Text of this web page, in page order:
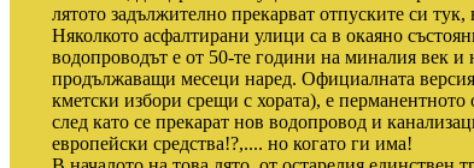
лятото задължително прекарват отпуските си
Няколкото асфалтирани улици са в окаяно
водопроводът е от 50-те години на миналия век и
продължаващи месеци наред. Официалната
кметски избори срещи с хората), е
след като се прекарат нов водопровод и
европейски средства!?,.... но когато ги има!